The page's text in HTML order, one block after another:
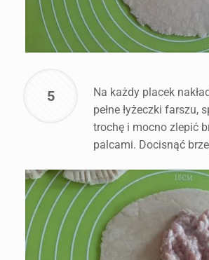
5
Na każdy placek
pełne łyżeczki farszu,
trochę i mocno zlepić
palcami. Docisnąć